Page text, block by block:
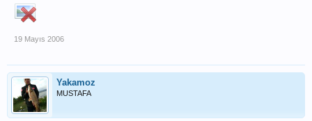
19 Mayıs 2006
Yakamoz
MUSTAFA